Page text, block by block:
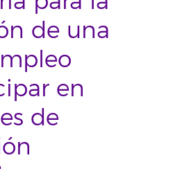
de una
en
de